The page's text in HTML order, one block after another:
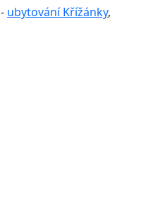
- ubytování Křížánky,